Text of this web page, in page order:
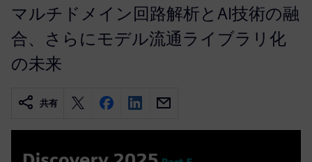
マルチドメイン回路解析とAI技術の融
合、さらにモデル流通ライブラリ化
の未来
共有